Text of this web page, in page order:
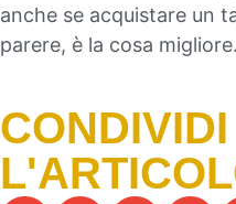
anche se acquistare un
parere, è la cosa migliore.
CONDIVIDI